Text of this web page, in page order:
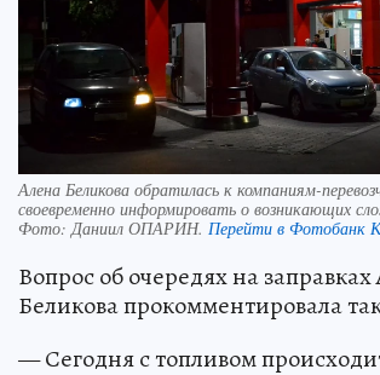
Алена Беликова обратилась к компаниям-
своевременно информировать о возникающих
Фото:Даниил ОПАРИН. Перейти в Фотобанк
Вопрос об очередях на
Беликова прокомментировала
— Сегодня с топливом